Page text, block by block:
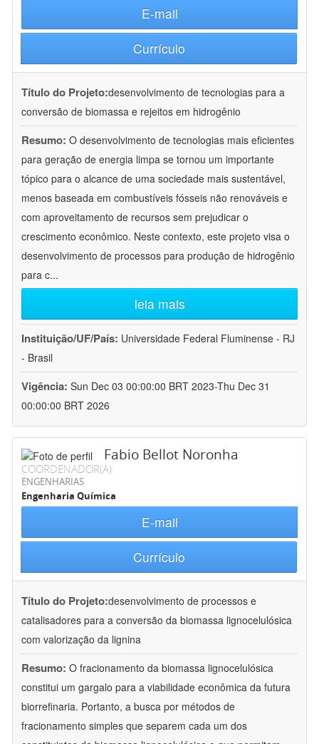
E-mail
Currículo
Título do Projeto:desenvolvimento de tecnologias para a
conversão de biomassa e rejeitos em hidrogênio
Resumo: O desenvolvimento de tecnologias mais eficientes
para geração de energia limpa se tornou um importante
tópico para o alcance de uma sociedade mais sustentável,
menos baseada em combustíveis fósseis não renováveis e
com aproveitamento de recursos sem prejudicar o
crescimento econômico. Neste contexto, este projeto visa o
desenvolvimento de processos para produção de hidrogênio
para c...
leia mais
Instituição/UF/País: Universidade Federal Fluminense - RJ
- Brasil
Vigência: Sun Dec 03 00:00:00 BRT 2023-Thu Dec 31
00:00:00 BRT 2026
Fabio Bellot Noronha
COORDENADOR(A)
ENGENHARIAS
Engenharia Química
E-mail
Currículo
Título do Projeto:desenvolvimento de processos e
catalisadores para a conversão da biomassa lignocelulósica
com valorização da lignina
Resumo: O fracionamento da biomassa lignocelulósica
constitui um gargalo para a viabilidade econômica da futura
biorrefinaria. Portanto, a busca por métodos de
fracionamento simples que separem cada um dos